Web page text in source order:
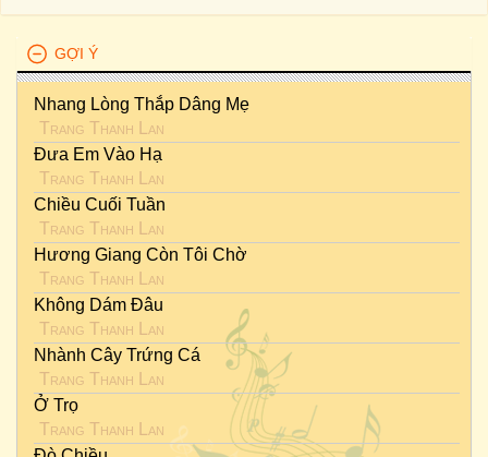
GỢI Ý
Nhang Lòng Thắp Dâng Mẹ
Trang Thanh Lan
Đưa Em Vào Hạ
Trang Thanh Lan
Chiều Cuối Tuần
Trang Thanh Lan
Hương Giang Còn Tôi Chờ
Trang Thanh Lan
Không Dám Đâu
Trang Thanh Lan
Nhành Cây Trứng Cá
Trang Thanh Lan
Ở Trọ
Trang Thanh Lan